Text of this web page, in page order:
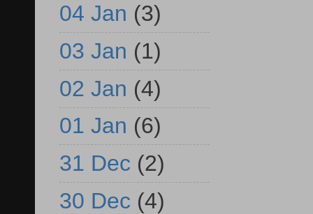
04 Jan (3)
03 Jan (1)
02 Jan (4)
01 Jan (6)
31 Dec (2)
30 Dec (4)